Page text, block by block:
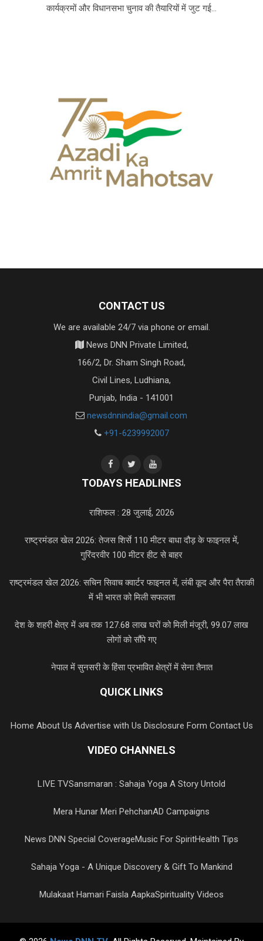
कार्यक्रमों और विधानसभा चुनाव की तैयारियों में जुट गई...
CONTACT US
We are available 24/7 via phone or email.
News DNN Private Limited,
166/2, Dr. Sham Singh Road,
Civil Lines, Ludhiana,
Punjab, India - 141001
newsdnnindia@gmail.com
+91-6239992007
TODAYS HEADLINES
राशिफल : 28 जुलाई, 2026
राष्ट्रमंडल खेल 2026: तेजस शिर्से 110 मीटर बाधा दौड़ के फाइनल में,
गुरिंदरवीर 100 मीटर हीट से बाहर
राष्ट्रमंडल खेल 2026: सचिन सिवाच क्वार्टर फाइनल में, लंबी कूद और पैरा तैराकी
में भी भारत को मिली सफलता
देश के शहरी क्षेत्र में अब तक 127.68 लाख घरों को मिली मंजूरी, 99.07 लाख
लोगों को सौंपे गए
नेपाल में सुनसरी के हिंसा प्रभावित क्षेत्रों में सेना तैनात
QUICK LINKS
Home About Us Advertise with Us Disclosure Form Contact Us
VIDEO CHANNELS
LIVE TVSansmaran : Sahaja Yoga A Story Untold
Mera Hunar Meri PehchanAD Campaigns
News DNN Special CoverageMusic For SpiritHealth Tips
Sahaja Yoga - A Unique Discovery & Gift To Mankind
Mulakaat Hamari Faisla AapkaSpirituality Videos